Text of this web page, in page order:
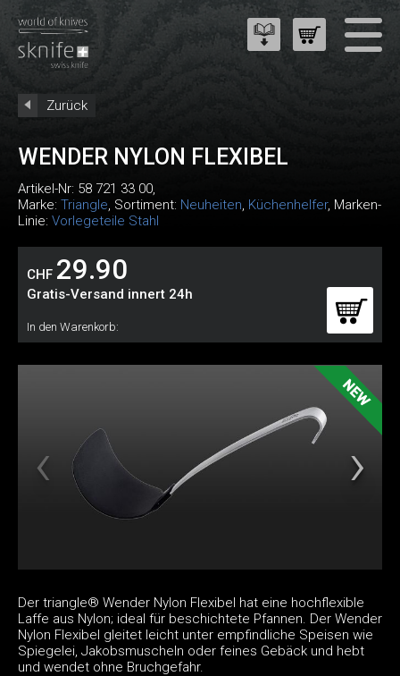
Zurück
WENDER NYLON FLEXIBEL
Artikel-Nr: 58 721 33 00,
Marke: Triangle, Sortiment: Neuheiten, Küchenhelfer, Marken-
Linie: Vorlegeteile Stahl
CHF 29.90
Gratis-Versand innert 24h
In den Warenkorb:
Der triangle® Wender Nylon Flexibel hat eine hochflexible
Laffe aus Nylon; ideal für beschichtete Pfannen. Der Wender
Nylon Flexibel gleitet leicht unter empfindliche Speisen wie
Spiegelei, Jakobsmuscheln oder feines Gebäck und hebt
und wendet ohne Bruchgefahr.